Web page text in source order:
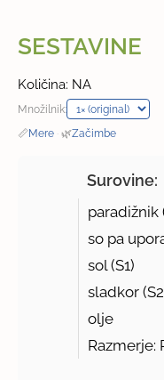
SESTAVINE
Količina: NA
Množilnik:
📏Mere · 🌿Začimbe
Surovine:
paradižnik
so pa
sol (S1)
sladkor (S2
olje
Razmerje: